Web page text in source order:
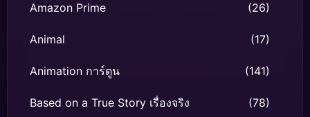
Amazon Prime (26)
Animal (17)
Animation การ์ตูน (141)
Based on a True Story เรื่องจริง (78)